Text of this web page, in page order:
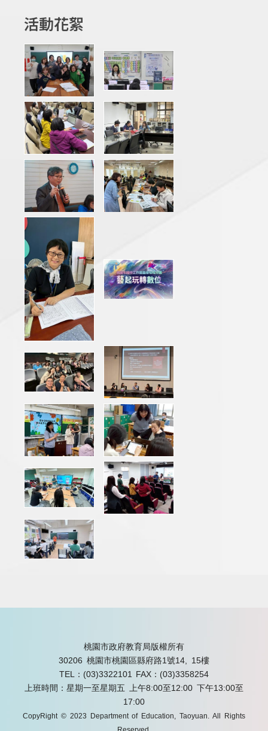
活動花絮
桃園市政府教育局版權所有
30206 桃園市桃園區縣府路1號14, 15樓
TEL：(03)3322101
FAX：(03)3358254
上班時間：星期一至星期五 上午8:00至12:00 下午13:00至
17:00
CopyRight © 2023 Department of Education, Taoyuan. All Rights